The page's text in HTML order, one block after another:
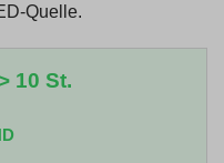
Quelle.
10 St.